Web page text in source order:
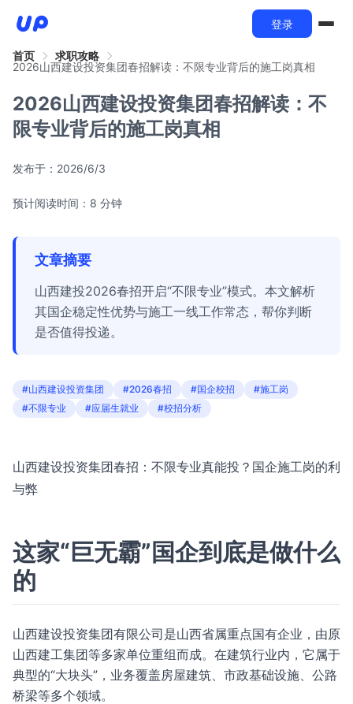
登录
首页
求职攻略
2026山西建设投资集团春招解读：不限专业背后的施工岗真相
2026山西建设投资集团春招解读：不
限专业背后的施工岗真相
发布于： 2026/6/3
预计阅读时间：8 分钟
文章摘要
山西建投2026春招开启“不限专业”模式。本文解析
其国企稳定性优势与施工一线工作常态，帮你判断
是否值得投递。
#山西建设投资集团 #2026春招 #国企校招
#施工岗
#不限专业
#应届生就业 #校招分析
山西建设投资集团春招：不限专业真能投？国企施工岗的利
与弊
这家“巨无霸”国企到底是做什么
的
山西建设投资集团有限公司是山西省属重点国有企业，由原
山西建工集团等多家单位重组而成。在建筑行业内，它属于
典型的“大块头”，业务覆盖房屋建筑、市政基础设施、公路
桥梁等多个领域。